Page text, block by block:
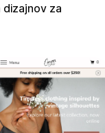
dizajnov za